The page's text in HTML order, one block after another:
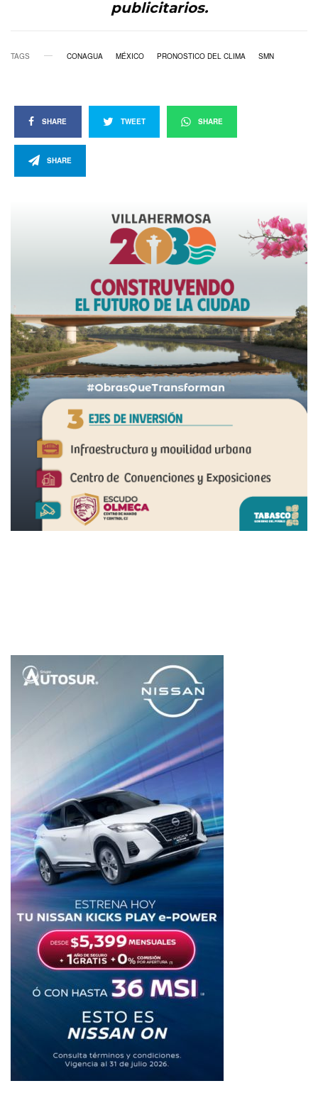
publicitarios.
TAGS CONAGUA MÉXICO PRONOSTICO DEL CLIMA SMN
SHARE TWEET SHARE
SHARE